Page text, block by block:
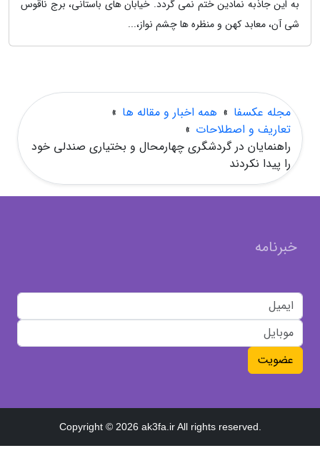
به این جاذبه نمادین ختم نمی گردد. خیابان های باستانی، برج ناقوس
شی آن، معابد کهن و منظره ها چشم نواز،...
مجله عکسفا » همه اخبار و مقاله ها »
تعاریف و اصطلاحات »
راهنمایان در گردشگری چهارمحال و بختیاری صندلی خود
را پیدا نکردند
خبرنامه
عضویت
Copyright © 2026 ak3fa.ir All rights reserved.